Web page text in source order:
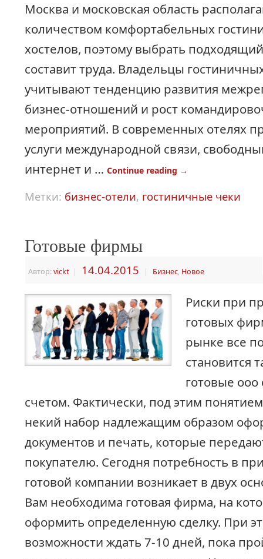
Москва и московская область
количеством комфортабельных
хостелов, поэтому выбрать
составит труда. Владельцы
учитывают тенденцию развития
бизнес-отношений и рост
мероприятий. В современных отелях
услуги международной связи,
интернет и … Continue reading →
Метки: бизнес-отели, гостиничные чеки
Готовые фирмы
Автор:vickt | 14.04.2015 | Бизнес, Новое
Риски при
готовых
рынке все
становится
готовые
счетом. Фактически, под этим
некий набор надлежащим образом
документов и печать, которые
покупателю. Сегодня потребность в
готовой компании возникает в двух
Вам необходима готовая фирма, на
оформить определенную сделку. При
возможности ждать 7-10 дней, пока